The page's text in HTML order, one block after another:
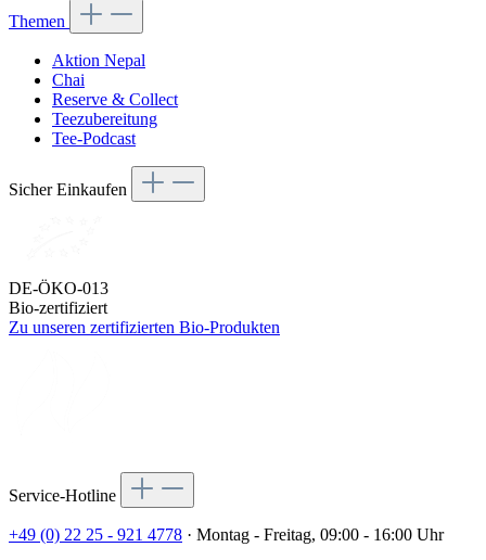
Themen
Aktion Nepal
Chai
Reserve & Collect
Teezubereitung
Tee-Podcast
Sicher Einkaufen
DE-ÖKO-013
Bio-zertifiziert
Zu unseren zertifizierten Bio-Produkten
Service-Hotline
+49 (0) 22 25 - 921 4778 · Montag - Freitag, 09:00 - 16:00 Uhr